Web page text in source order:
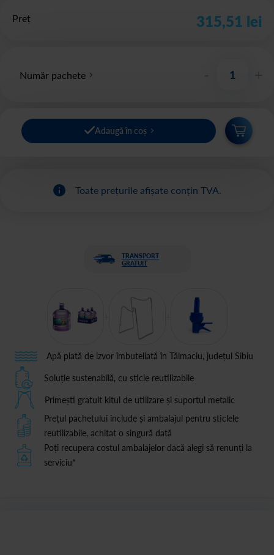
Număr pachete
Preț 315,51 lei
Adaugă în coș
Toate prețurile afișate conțin TVA.
TRANSPORT
GRATUIT
Apă plată de izvor îmbuteliată în Tălmaciu, județul Sibiu
Soluție sustenabilă, cu sticle reutilizabile
Primești gratuit kitul de utilizare și suportul metalic
Prețul pachetului include și ambalajul pentru sticlele
reutilizabile, achitat o singură dată
Poți recupera costul ambalajelor dacă alegi să renunți la
serviciu*